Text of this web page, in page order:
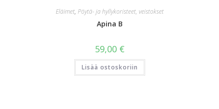
Eläimet, Pöytä- ja hyllykoristeet, veistokset
Apina B
59,00 €
Lisää ostoskoriin